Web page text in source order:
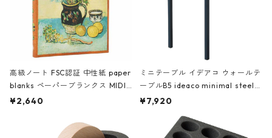
高級ノート FSC認証 中性紙 paper
blanks ペーパーブランクス MIDI
ハードカバー 罫線 ヴァン・ゴッホ
¥2,640
ミニテーブル イデアコ ウォールテ
ーブルB5 ideaco minimal steel f
urniture WALL Table B5 ネイビー
¥7,920